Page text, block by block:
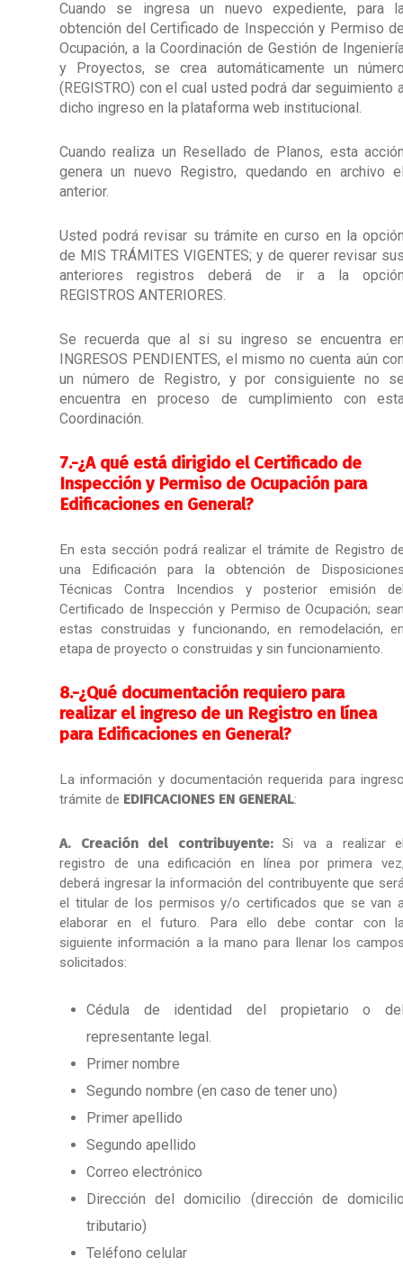
Cuando se ingresa un nuevo expediente, para
obtención del Certificado de Inspección y Permiso
Ocupación, a la Coordinación de Gestión de
y Proyectos, se crea automáticamente un
(REGISTRO) con el cual usted podrá dar seguimiento
dicho ingreso en la plataforma web institucional.
Cuando realiza un Resellado de Planos, esta
genera un nuevo Registro, quedando en archivo
anterior.
Usted podrá revisar su trámite en curso en la
de MIS TRÁMITES VIGENTES; y de querer revisar
anteriores registros deberá de ir a la
REGISTROS ANTERIORES.
Se recuerda que al si su ingreso se encuentra
INGRESOS PENDIENTES, el mismo no cuenta aún
un número de Registro, y por consiguiente no
encuentra en proceso de cumplimiento con
Coordinación.
7.-¿A qué está dirigido el Certificado de
Inspección y Permiso de Ocupación para
Edificaciones en General?
En esta sección podrá realizar el trámite de Registro
una Edificación para la obtención de
Técnicas Contra Incendios y posterior emisión
Certificado de Inspección y Permiso de Ocupación;
estas construidas y funcionando, en remodelación,
etapa de proyecto o construidas y sin funcionamiento.
8.-¿Qué documentación requiero para
realizar el ingreso de un Registro en línea
para Edificaciones en General?
La información y documentación requerida para
trámite de EDIFICACIONES EN GENERAL:
A. Creación del contribuyente: Si va a realizar
registro de una edificación en línea por primera
deberá ingresar la información del contribuyente que
el titular de los permisos y/o certificados que se van
elaborar en el futuro. Para ello debe contar con
siguiente información a la mano para llenar los
solicitados:
Cédula de identidad del propietario o
representante legal.
Primer nombre
Segundo nombre (en caso de tener uno)
Primer apellido
Segundo apellido
Correo electrónico
Dirección del domicilio (dirección de
tributario)
Teléfono celular